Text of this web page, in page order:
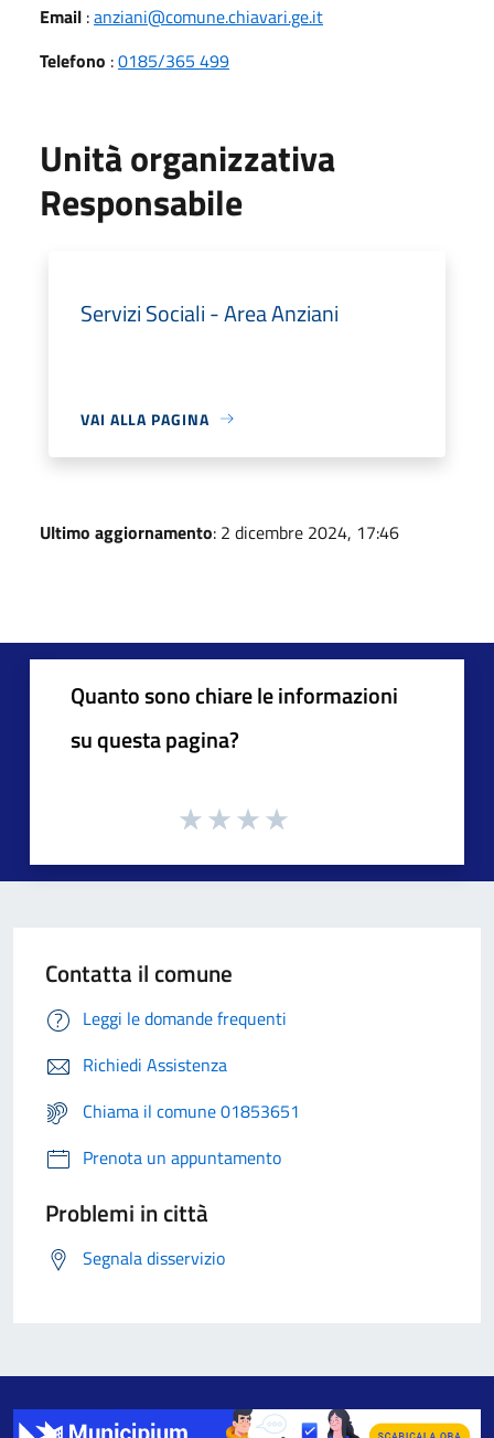
Email :anziani@comune.chiavari.ge.it
Telefono :0185/365 499
Unità organizzativa
Responsabile
Servizi Sociali - Area Anziani
VAI ALLA PAGINA
Ultimo aggiornamento: 2 dicembre 2024, 17:46
Quanto sono chiare le informazioni
su questa pagina?
Contatta il comune
Leggi le domande frequenti
Richiedi Assistenza
Chiama il comune 01853651
Prenota un appuntamento
Problemi in città
Segnala disservizio